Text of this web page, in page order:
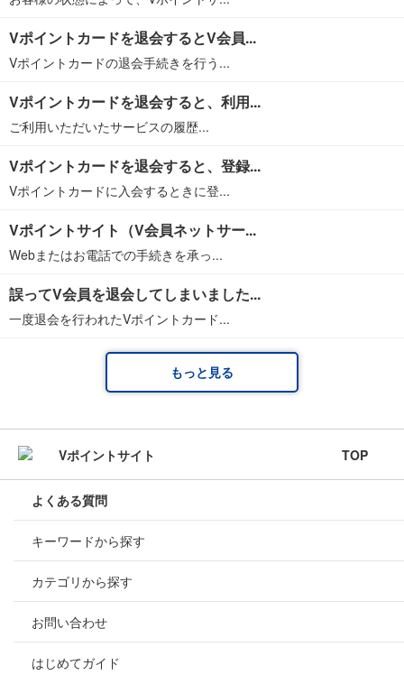
Vポイントカードを退会するとV会員...
Vポイントカードの退会手続きを行う...
Vポイントカードを退会すると、利用...
ご利用いただいたサービスの履歴...
Vポイントカードを退会すると、登録...
Vポイントカードに入会するときに登...
Vポイントサイト（V会員ネットサー...
Webまたはお電話での手続きを承っ...
誤ってV会員を退会してしまいました...
一度退会を行われたVポイントカード...
もっと見る
TOP
よくある質問
キーワードから探す
カテゴリから探す
お問い合わせ
はじめてガイド